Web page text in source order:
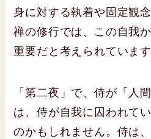
身に対する執着や固定観
禅の修行では、この自我
重要だと考えられています
「第二夜」で、侍が「人
は、侍が自我に囚われて
のかもしれません。侍は